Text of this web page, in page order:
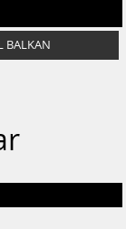
BALKAN